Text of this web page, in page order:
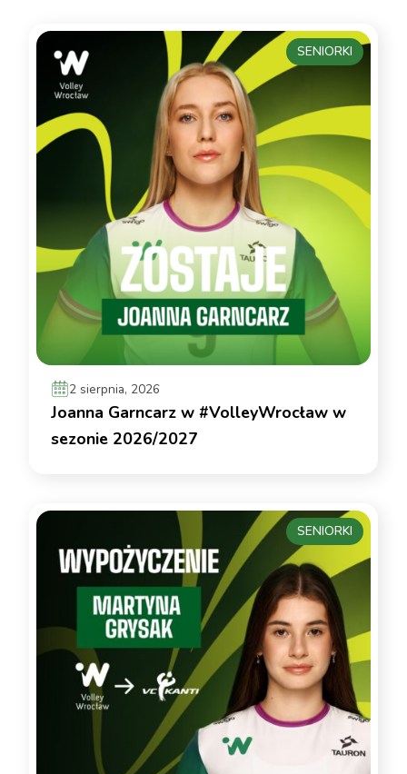
2 sierpnia, 2026
Joanna Garncarz w #VolleyWrocław w
sezonie 2026/2027
SENIORKI
SENIORKI